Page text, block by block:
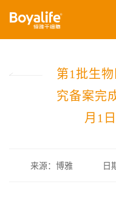
首页 什么是干细胞
第1批生物医学新技术临床
第1批生
究备案完
月1
来源：博雅 日